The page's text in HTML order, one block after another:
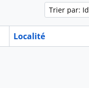
Trier par:
Localité